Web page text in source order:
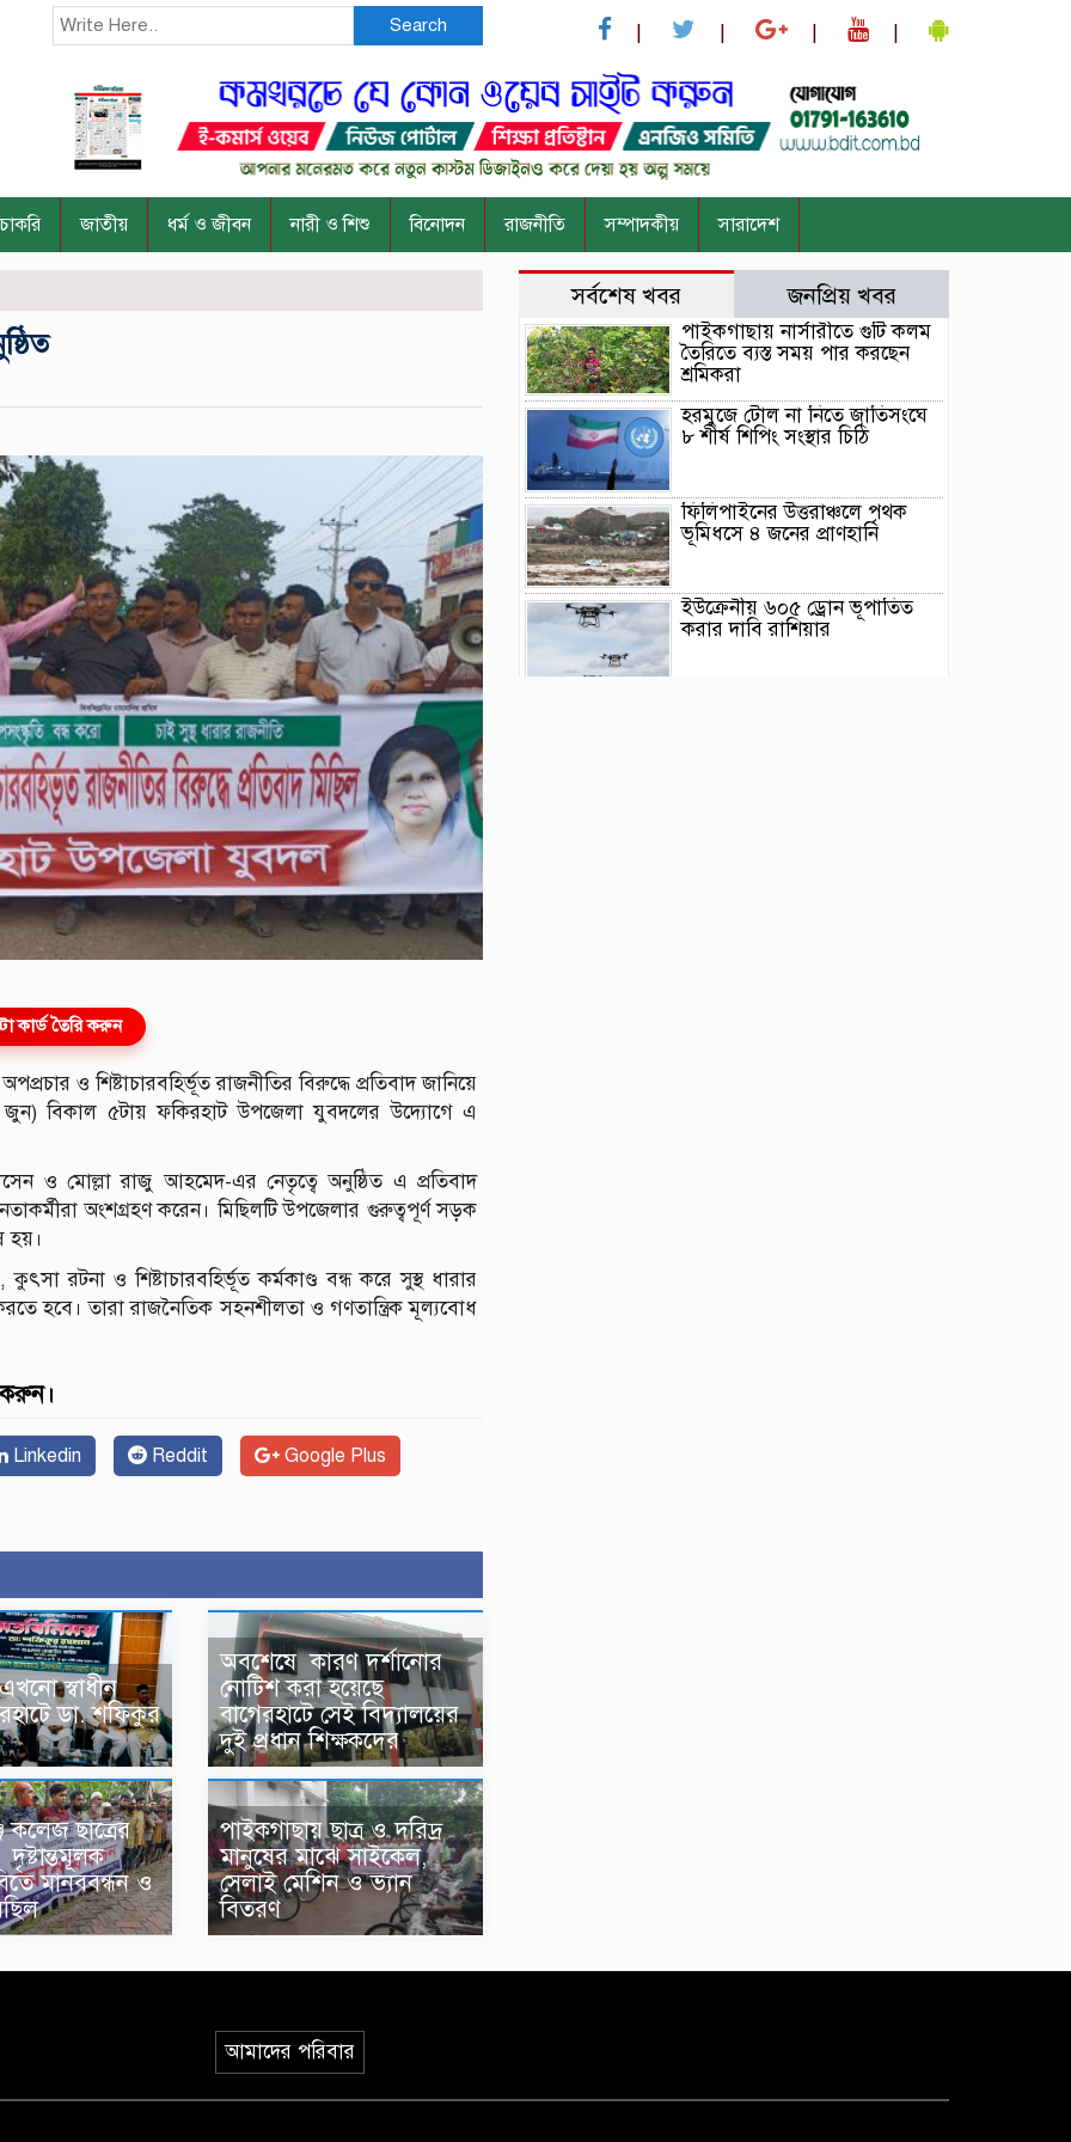
Search
চাকরি জাতীয় ধর্ম ও জীবন নারী ও শিশু বিনোদন রাজনীতি সম্পাদকীয় সারাদেশ
কার্ড তৈরি করুন
ও শিষ্টাচারবহির্ভূত রাজনীতির বিরুদ্ধে প্রতিবাদ জানিয়ে
জুন) বিকাল ৫টায় ফকিরহাট উপজেলা যুবদলের উদ্যোগে এ
ও মোল্লা রাজু আহমেদ-এর নেতৃত্বে অনুষ্ঠিত এ প্রতিবাদ
অংশগ্রহণ করেন। মিছিলটি উপজেলার গুরুত্বপূর্ণ সড়ক
হয়।
রটনা ও শিষ্টাচারবহির্ভূত কর্মকাণ্ড বন্ধ করে সুস্থ ধারার
হবে। তারা রাজনৈতিক সহনশীলতা ও গণতান্ত্রিক মূল্যবোধ
Linkedin Reddit Google Plus
স্বাধীন
ডা. শফিকুর
অবশেষে কারণ দর্শানোর
নোটিশ করা হয়েছে
বাগেরহাটে সেই বিদ্যালয়ের
দুই প্রধান শিক্ষকদের
কলেজ ছাত্রের
মানববন্ধন ও
পাইকগাছায় ছাত্র ও দরিদ্র
মানুষের মাঝে সাইকেল,
সেলাই মেশিন ও ভ্যান
বিতরণ
সর্বশেষ খবর জনপ্রিয় খবর
পাইকগাছায় নার্সারীতে গুটি কলম
তৈরিতে ব্যস্ত সময় পার করছেন
শ্রমিকরা
হরমুজে টোল না নিতে জাতিসংঘে
৮ শীর্ষ শিপিং সংস্থার চিঠি
ফিলিপাইনের উত্তরাঞ্চলে পৃথক
ভূমিধসে ৪ জনের প্রাণহানি
ইউক্রেনীয় ৬০৫ ড্রোন ভূপাতিত
করার দাবি রাশিয়ার
আমাদের পরিবার